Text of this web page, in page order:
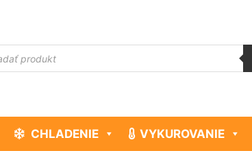
CHLADENIE VYKUROVANIE